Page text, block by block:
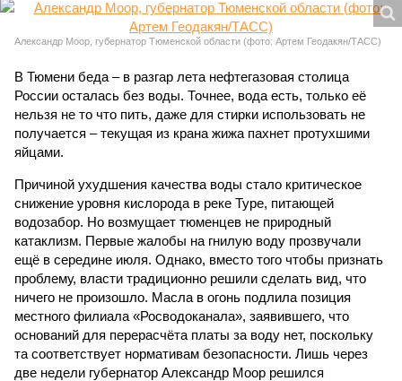
Александр Моор, губернатор Тюменской области (фото: Артем Геодакян/ТАСС)
В Тюмени беда – в разгар лета нефтегазовая столица
России осталась без воды. Точнее, вода есть, только её
нельзя не то что пить, даже для стирки использовать не
получается – текущая из крана жижа пахнет протухшими
яйцами.
Причиной ухудшения качества воды стало критическое
снижение уровня кислорода в реке Туре, питающей
водозабор. Но возмущает тюменцев не природный
катаклизм. Первые жалобы на гнилую воду прозвучали
ещё в середине июля. Однако, вместо того чтобы признать
проблему, власти традиционно решили сделать вид, что
ничего не произошло. Масла в огонь подлила позиция
местного филиала «Росводоканала», заявившего, что
оснований для перерасчёта платы за воду нет, поскольку
та соответствует нормативам безопасности. Лишь через
две недели губернатор Александр Моор решился